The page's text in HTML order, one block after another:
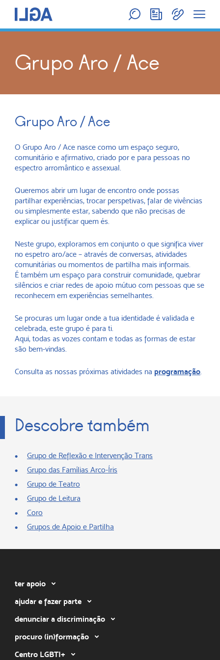
Grupo Aro / Ace
Grupo Aro / Ace
O Grupo Aro / Ace nasce como um espaço seguro,
comunitário e afirmativo, criado por e para pessoas no
espectro arromântico e assexual.
Queremos abrir um lugar de encontro onde possas
partilhar experiências, trocar perspetivas, falar de vivências
ou simplesmente estar, sabendo que não precisas de
explicar ou justificar quem és.
Neste grupo, exploramos em conjunto o que significa viver
no espetro aro/ace – através de conversas, atividades
comunitárias ou momentos de partilha mais informais.
É também um espaço para construir comunidade, quebrar
silêncios e criar redes de apoio mútuo com pessoas que se
reconhecem em experiências semelhantes.
Se procuras um lugar onde a tua identidade é validada e
celebrada, este grupo é para ti.
Aqui, todas as vozes contam e todas as formas de estar
são bem-vindas.
Consulta as nossas próximas atividades na programação.
Descobre também
Grupo de Reflexão e Intervenção Trans
Grupo das Famílias Arco-Íris
Grupo de Teatro
Grupo de Leitura
Coro
Grupos de Apoio e Partilha
ter apoio
ajudar e fazer parte
denunciar a discriminação
procuro (in)formação
Centro LGBTI+